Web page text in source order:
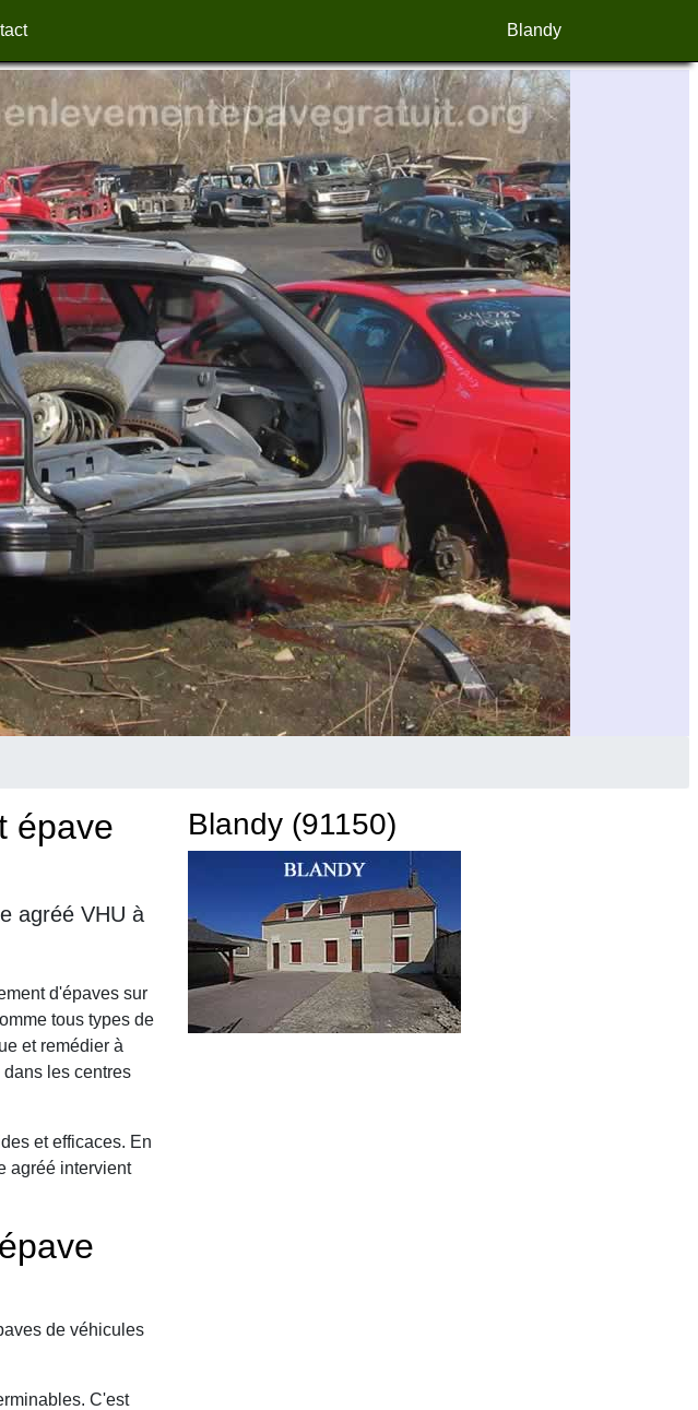
Blandy
épave
agréé VHU à
d'épaves sur
tous types de
et remédier à
les centres
et efficaces. En
agréé intervient
de véhicules
C'est
Blandy (91150)